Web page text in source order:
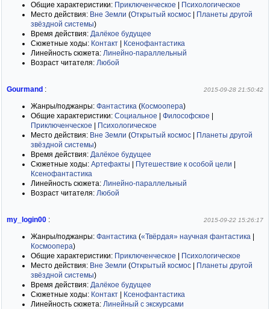
Общие характеристики: Приключенческое
Психологическое
Место действия: Вне Земли (Открытый космос
Планеты другой
звёздной системы)
Время действия: Далёкое будущее
Сюжетные ходы: Контакт
Ксенофантастика
Линейность сюжета: Линейно-параллельный
Возраст читателя: Любой
Gourmand : 2015-09-28 21:50:42
Жанры/поджанры: Фантастика (Космоопера)
Общие характеристики: Социальное Философское
Приключенческое
Психологическое
Место действия: Вне Земли (Открытый космос
Планеты другой
звёздной системы)
Время действия: Далёкое будущее
Сюжетные ходы: Артефакты Путешествие к особой цели
Ксенофантастика
Линейность сюжета: Линейно-параллельный
Возраст читателя: Любой
my_login00 : 2015-09-22 15:26:17
Жанры/поджанры: Фантастика («Твёрдая» научная фантастика
Космоопера)
Общие характеристики: Приключенческое
Психологическое
Место действия: Вне Земли (Открытый космос
Планеты другой
звёздной системы)
Время действия: Далёкое будущее
Сюжетные ходы: Контакт
Ксенофантастика
Линейность сюжета: Линейный с экскурсами